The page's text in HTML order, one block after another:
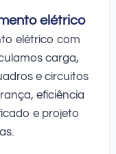
elétrico
elétrico com
carga,
e circuitos
eficiência
e projeto